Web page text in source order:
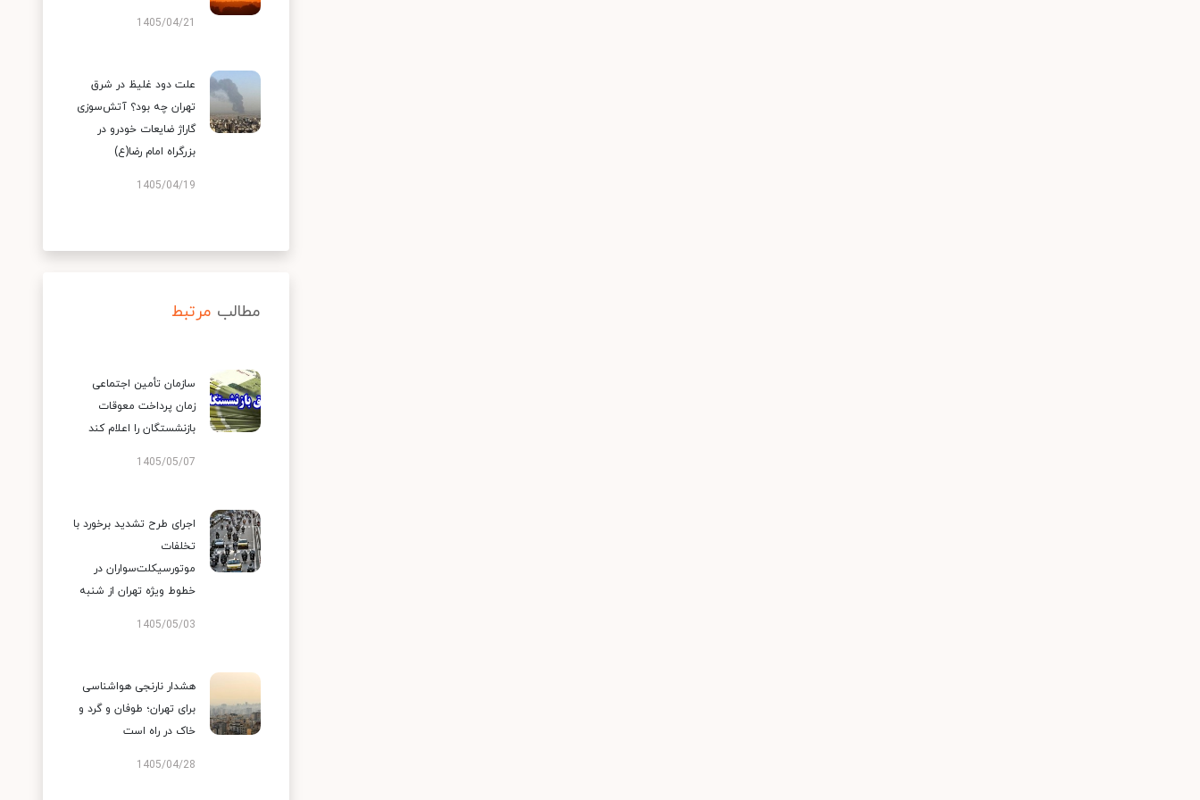
1405/04/21
علت دود غلیظ در شرق
تهران چه بود؟ آتش‌سوزی
گاراژ ضایعات خودرو در
بزرگراه امام رضا(ع)
1405/04/19
مطالب مرتبط
سازمان تأمین اجتماعی
زمان پرداخت معوقات
بازنشستگان را اعلام کند
1405/05/07
اجرای طرح تشدید برخورد با
تخلفات
موتورسیکلت‌سواران در
خطوط ویژه تهران از شنبه
1405/05/03
هشدار نارنجی هواشناسی
برای تهران؛ طوفان و گرد و
خاک در راه است
1405/04/28